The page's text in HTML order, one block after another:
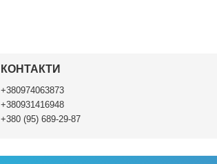
КОНТАКТИ
+380974063873
+380931416948
+380 (95) 689-29-87